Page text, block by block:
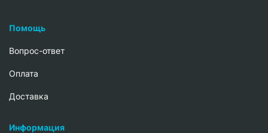
Помощь
Вопрос-ответ
Oплата
Доставка
Информация